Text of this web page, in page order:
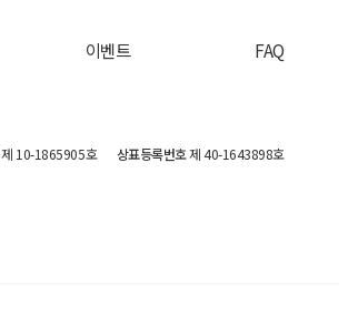
이벤트 FAQ
제 10-1865905호 상표등록번호제 40-1643898호